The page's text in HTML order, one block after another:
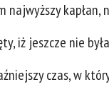
najwyższy
iż jeszcze nie
czas, w